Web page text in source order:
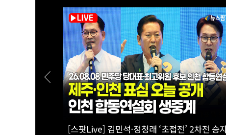
[폴리티션스토리] "800조 서남권 반도체 투자